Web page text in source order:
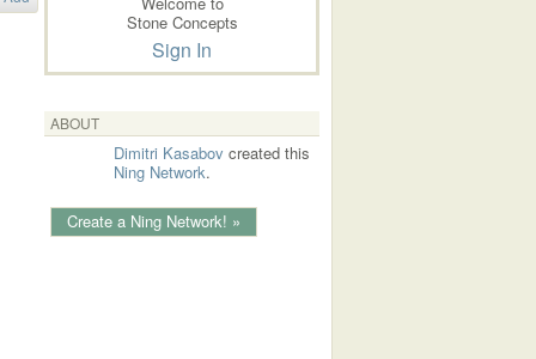
Stone Concepts
Sign In
ABOUT
Dimitri Kasabov created this
Ning Network.
Create a Ning Network! »